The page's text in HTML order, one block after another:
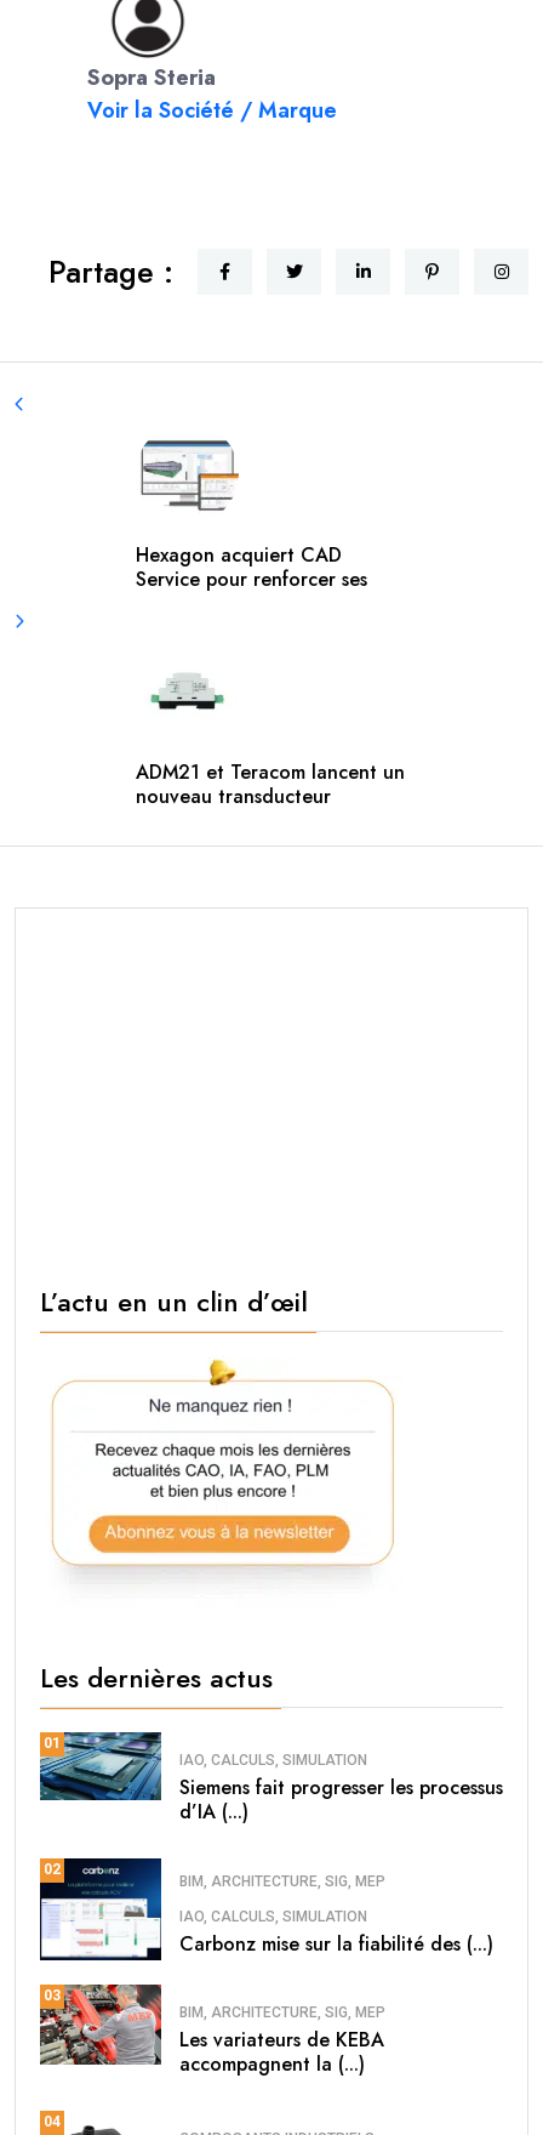
Sopra Steria
Voir la Société / Marque
Partage :
Hexagon acquiert CAD
Service pour renforcer ses
ADM21 et Teracom lancent un
nouveau transducteur
L’actu en un clin d’œil
Les dernières actus
01
IAO, CALCULS, SIMULATION
Siemens fait progresser les processus
d’IA (...)
02
BIM, ARCHITECTURE, SIG, MEP
IAO, CALCULS, SIMULATION
Carbonz mise sur la fiabilité des (...)
03
BIM, ARCHITECTURE, SIG, MEP
Les variateurs de KEBA
accompagnent la (...)
04